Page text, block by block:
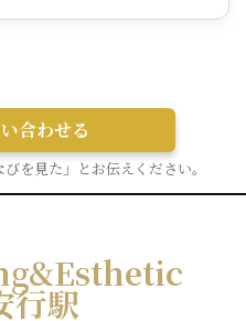
合わせる
を見た」とお伝えください。
行駅